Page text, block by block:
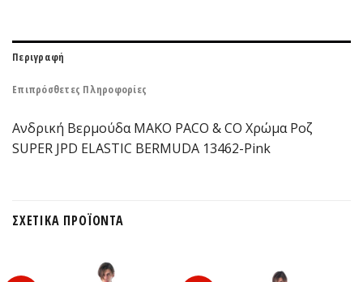
Περιγραφή
Επιπρόσθετες Πληροφορίες
Ανδρική Βερμούδα ΜΑΚΟ PACO & CO Χρώμα Ροζ
SUPER JPD ELASTIC BERMUDA 13462-Pink
ΣΧΕΤΙΚΆ ΠΡΟΪΌΝΤΑ